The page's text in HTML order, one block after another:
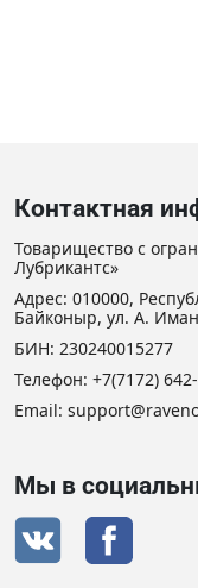
Контактная
Товарищество с
Лубрикантс»
Адрес: 010000,
Байконыр, ул. А.
БИН: 230240015277
Телефон: +7(7172)
Email:
Мы в